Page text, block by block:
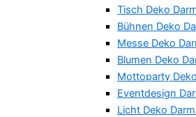
Tisch Deko
Bühnen Deko
Messe Deko
Blumen Deko
Mottoparty
Eventdesign
Licht Deko